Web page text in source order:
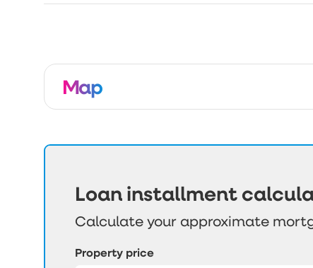
Map
Loan installment
Calculate your approximate
Property price